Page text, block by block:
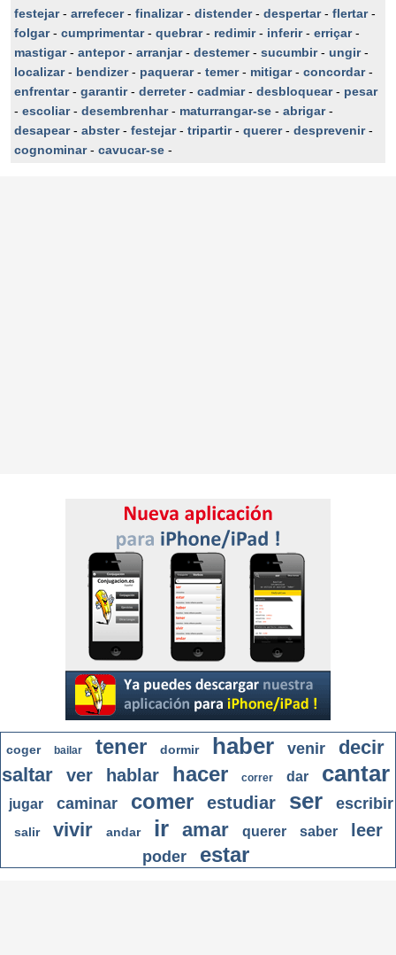
festejar- arrefecer- finalizar- distender- despertar- flertar-
folgar- cumprimentar- quebrar- redimir- inferir- erriçar-
mastigar- antepor- arranjar- destemer- sucumbir- ungir-
localizar- bendizer- paquerar- temer- mitigar- concordar-
enfrentar- garantir- derreter- cadmiar- desbloquear- pesar
- escoliar- desembrenhar- maturrangar-se - abrigar-
desapear- abster- festejar- tripartir- querer- desprevenir-
cognominar- cavucar-se -
coger bailar tener dormir haber venir
decir
saltar
ver hablar hacer correr dar cantar
jugar caminar comer estudiar ser escribir
salir vivir andar ir amar querer saber leer
poder estar